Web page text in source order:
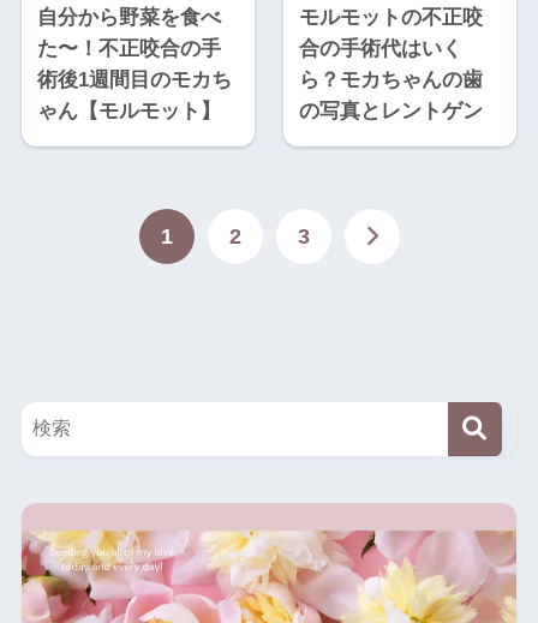
自分から野菜を食べ
た〜！不正咬合の手
術後1週間目のモカち
ゃん【モルモット】
モルモットの不正咬
合の手術代はいく
ら？モカちゃんの歯
の写真とレントゲン
1 2 3